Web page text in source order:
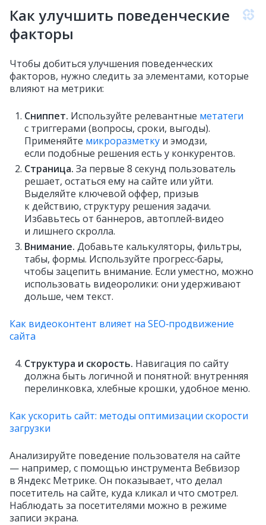
Как улучшить поведенческие
факторы
Чтобы добиться улучшения поведенческих
факторов, нужно следить за элементами, которые
влияют на метрики:
Сниппет. Используйте релевантные метатеги
с триггерами (вопросы, сроки, выгоды).
Применяйте микроразметку и эмодзи,
если подобные решения есть у конкурентов.
Страница. За первые 8 секунд пользователь
решает, остаться ему на сайте или уйти.
Выделяйте ключевой оффер, призыв
к действию, структуру решения задачи.
Избавьтесь от баннеров, автоплей‑видео
и лишнего скролла.
Внимание. Добавьте калькуляторы, фильтры,
табы, формы. Используйте прогресс‑бары,
чтобы зацепить внимание. Если уместно, можно
использовать видеоролики: они удерживают
дольше, чем текст.
Как видеоконтент влияет на SEO‑продвижение
сайта
Структура и скорость. Навигация по сайту
должна быть логичной и понятной: внутренняя
перелинковка, хлебные крошки, удобное меню.
Как ускорить сайт: методы оптимизации скорости
загрузки
Анализируйте поведение пользователя на сайте
— например, с помощью инструмента Вебвизор
в Яндекс Метрике. Он показывает, что делал
посетитель на сайте, куда кликал и что смотрел.
Наблюдать за посетителями можно в режиме
записи экрана.